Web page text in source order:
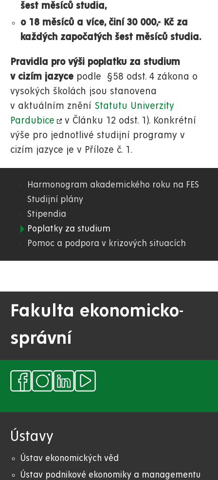
šest měsíců studia,
o 18 měsíců a více, činí 30 000,- Kč za
každých započatých šest měsíců studia.
Pravidla pro výši poplatku za studium
v cizím jazyce podle §58 odst. 4 zákona o
vysokých školách jsou stanovena
v aktuálním znění Statutu Univerzity
Pardubice
v Článku 12 odst. 1). Konkrétní
výše pro jednotlivé studijní programy v
cizím jazyce je v Příloze č. 1.
03.
FES
Harmonogram akademického roku na FES
Studijní plány
Stipendia
Poplatky za studium
Pomoc a podpora v krizových situacích
Fakulta ekonomicko-
správní
Ústavy
Ústav ekonomických věd
Ústav podnikové ekonomiky a managementu